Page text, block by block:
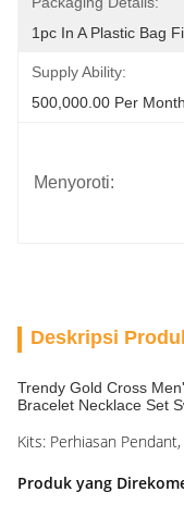
1pc In A Plastic Bag
Supply Ability:
500,000.00 Per Month
Menyoroti:
Deskripsi
Trendy Gold Cross
Bracelet Necklace Set
Kits: Perhiasan
Produk yang